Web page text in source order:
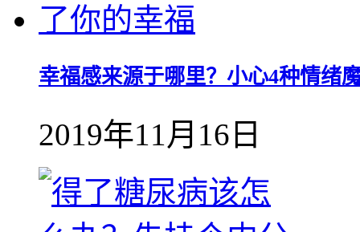
幸福感来源于哪里？小心4种情绪
2019年11月16日